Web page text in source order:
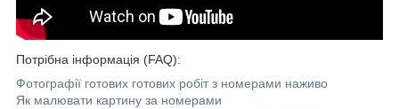
Потрібна інформація (FAQ):
Фотографії готових готових робіт з номерами наживо
Як малювати картину за номерами